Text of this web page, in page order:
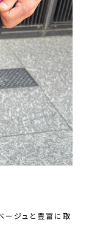
ージュと豊富に取